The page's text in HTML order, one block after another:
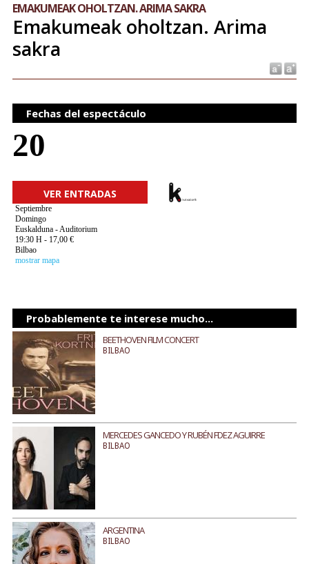
EMAKUMEAK OHOLTZAN. ARIMA SAKRA
Emakumeak oholtzan. Arima
sakra
Fechas del espectáculo
20
VER ENTRADAS
Septiembre
Domingo
Euskalduna - Auditorium
19:30 H - 17,00 €
Bilbao
mostrar mapa
Probablemente te interese mucho...
BEETHOVEN FILM CONCERT
BILBAO
MERCEDES GANCEDO Y RUBÉN FDEZ AGUIRRE
BILBAO
ARGENTINA
BILBAO